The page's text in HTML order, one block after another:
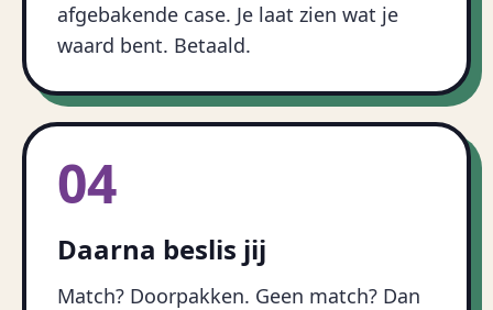
afgebakende case. Je laat zien wat je
waard bent. Betaald.
04
Daarna beslis jij
Match? Doorpakken. Geen match? Dan